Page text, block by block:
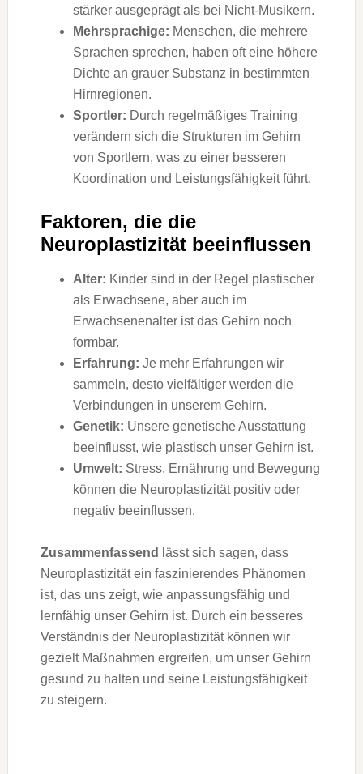
stärker ausgeprägt als bei Nicht-Musikern.
Mehrsprachige: Menschen, die mehrere
Sprachen sprechen, haben oft eine höhere
Dichte an grauer Substanz in bestimmten
Hirnregionen.
Sportler: Durch regelmäßiges Training
verändern sich die Strukturen im Gehirn
von Sportlern, was zu einer besseren
Koordination und Leistungsfähigkeit führt.
Faktoren, die die
Neuroplastizität beeinflussen
Alter: Kinder sind in der Regel plastischer
als Erwachsene, aber auch im
Erwachsenenalter ist das Gehirn noch
formbar.
Erfahrung: Je mehr Erfahrungen wir
sammeln, desto vielfältiger werden die
Verbindungen in unserem Gehirn.
Genetik: Unsere genetische Ausstattung
beeinflusst, wie plastisch unser Gehirn ist.
Umwelt: Stress, Ernährung und Bewegung
können die Neuroplastizität positiv oder
negativ beeinflussen.
Zusammenfassend
lässt sich sagen, dass
Neuroplastizität ein faszinierendes Phänomen
ist, das uns zeigt, wie anpassungsfähig und
lernfähig unser Gehirn ist. Durch ein besseres
Verständnis der Neuroplastizität können wir
gezielt Maßnahmen ergreifen, um unser Gehirn
gesund zu halten und seine Leistungsfähigkeit
zu steigern.